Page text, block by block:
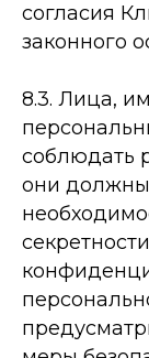
согласия
законного
8.3. Лица,
соблюдать
они